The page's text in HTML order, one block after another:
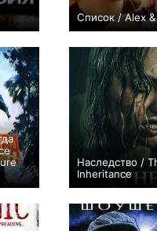
Список / Alex
0
Наследство /
Inheritance
+5